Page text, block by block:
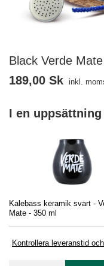
Black Verde
I en uppsättning
Kalebass keramik svart -
Mate - 350 ml
Kontrollera leveranstid
189,00 Sk inkl.